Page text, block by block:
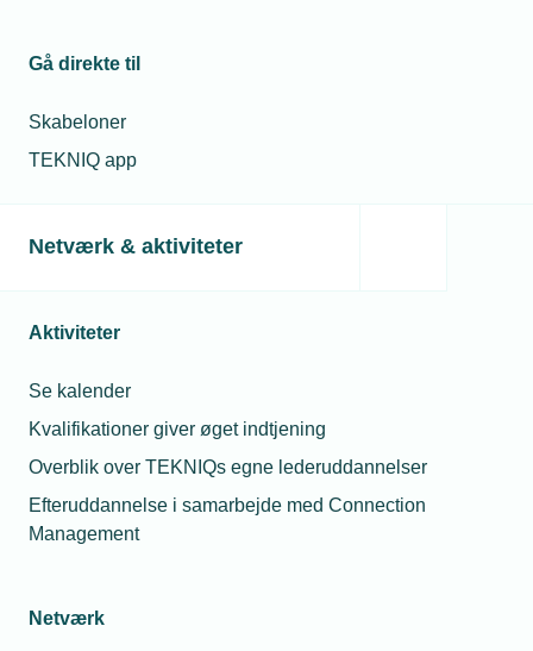
Gå direkte til
Skabeloner
TEKNIQ app
Netværk & aktiviteter
Aktiviteter
Se kalender
Kvalifikationer giver øget indtjening
Overblik over TEKNIQs egne lederuddannelser
Efteruddannelse i samarbejde med Connection
Management
Netværk
generationskløft
08. maj 2025